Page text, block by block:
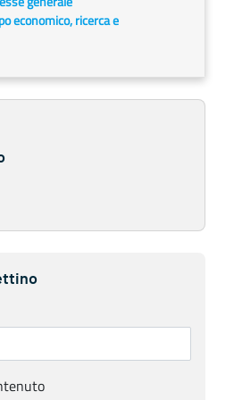
economico, ricerca e